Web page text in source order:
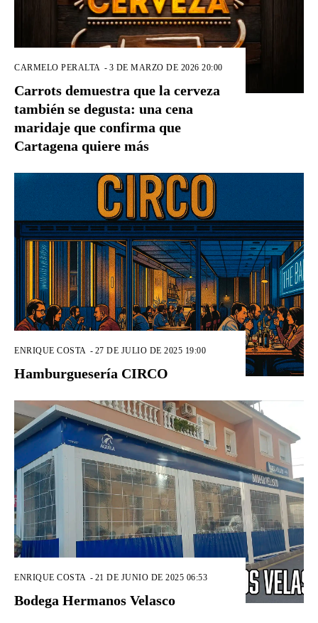
CARMELO PERALTA - 3 DE MARZO DE 2026 20:00
Carrots demuestra que la cerveza
también se degusta: una cena
maridaje que confirma que
Cartagena quiere más
ENRIQUE COSTA - 27 DE JULIO DE 2025 19:00
Hamburguesería CIRCO
ENRIQUE COSTA - 21 DE JUNIO DE 2025 06:53
Bodega Hermanos Velasco